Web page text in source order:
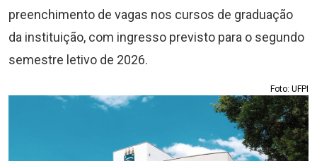
preenchimento de vagas nos cursos de graduação
da instituição, com ingresso previsto para o segundo
semestre letivo de 2026.
Foto: UFPI